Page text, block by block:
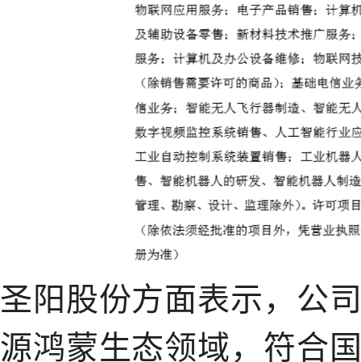
圣阳股份方面表示，公
源鸿蒙生态领域，符合